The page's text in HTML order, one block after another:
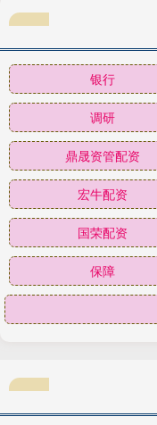
银行
调研
鼎晟资管配资
宏牛配资
国荣配资
保障